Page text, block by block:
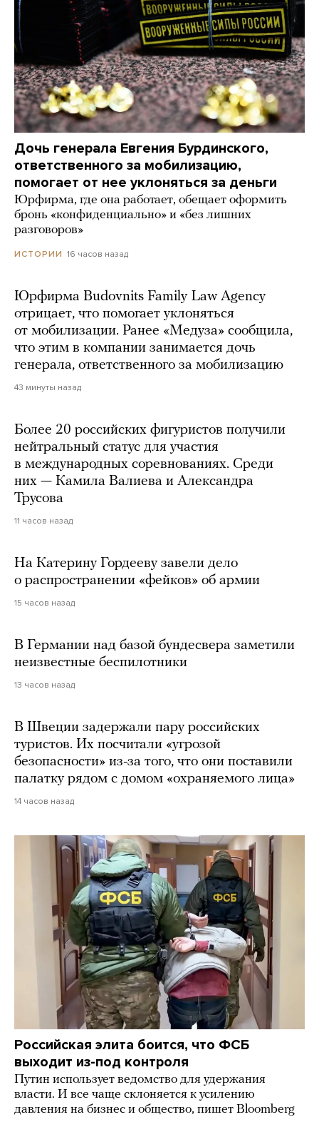
Дочь генерала Евгения Бурдинского,
ответственного за мобилизацию,
помогает от нее уклоняться за деньги
Юрфирма, где она работает, обещает оформить
бронь «конфиденциально» и «без лишних
разговоров»
ИСТОРИИ 16 часов назад
Юрфирма Budovnits Family Law Agency
отрицает, что помогает уклоняться
от мобилизации. Ранее «Медуза» сообщила,
что этим в компании занимается дочь
генерала, ответственного за мобилизацию
43 минуты назад
Более 20 российских фигуристов получили
нейтральный статус для участия
в международных соревнованиях. Среди
них — Камила Валиева и Александра
Трусова
11 часов назад
На Катерину Гордееву завели дело
о распространении «фейков» об армии
15 часов назад
В Германии над базой бундесвера заметили
неизвестные беспилотники
13 часов назад
В Швеции задержали пару российских
туристов. Их посчитали «угрозой
безопасности» из-за того, что они поставили
палатку рядом с домом «охраняемого лица»
14 часов назад
Российская элита боится, что ФСБ
выходит из-под контроля
Путин использует ведомство для удержания
власти. И все чаще склоняется к усилению
давления на бизнес и общество, пишет Bloomberg